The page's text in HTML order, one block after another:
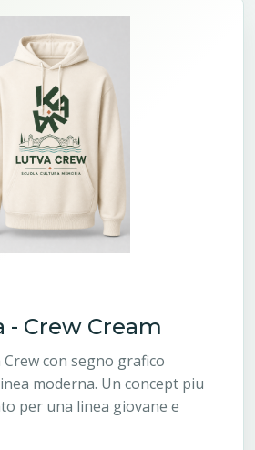
- Crew Cream
con segno grafico
moderna. Un concept piu
per una linea giovane e